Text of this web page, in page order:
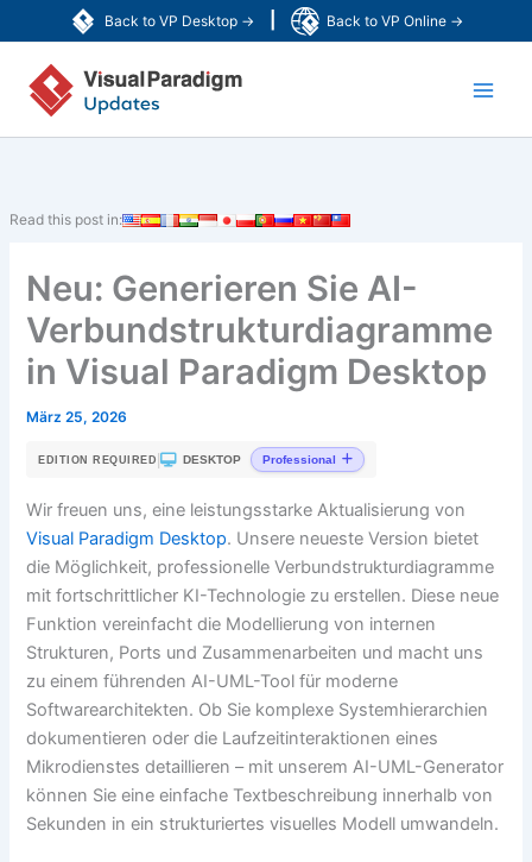
Back to VP Desktop → Back to VP Online →
Inhalt
springen
Read this post in:
Neu: Generieren Sie AI-
Verbundstrukturdiagramme
in Visual Paradigm Desktop
März 25, 2026
EDITION REQUIRED | DESKTOP Professional
Wir freuen uns, eine leistungsstarke Aktualisierung von
Visual Paradigm Desktop. Unsere neueste Version bietet
die Möglichkeit, professionelle Verbundstrukturdiagramme
mit fortschrittlicher KI-Technologie zu erstellen. Diese neue
Funktion vereinfacht die Modellierung von internen
Strukturen, Ports und Zusammenarbeiten und macht uns
zu einem führenden AI-UML-Tool für moderne
Softwarearchitekten. Ob Sie komplexe Systemhierarchien
dokumentieren oder die Laufzeitinteraktionen eines
Mikrodienstes detaillieren – mit unserem AI-UML-Generator
können Sie eine einfache Textbeschreibung innerhalb von
Sekunden in ein strukturiertes visuelles Modell umwandeln.